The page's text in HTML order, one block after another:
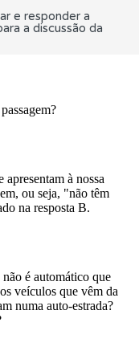
e responder a
a discussão da